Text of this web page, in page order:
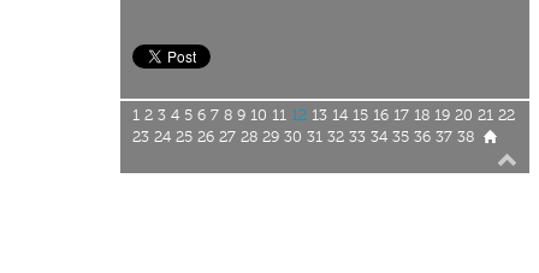
1 2 3 4 5 6 7 8 9 10 11 12 13 14 15 16 17 18 19 20 21 22
23 24 25 26 27 28 29 30 31 32 33 34 35 36 37 38